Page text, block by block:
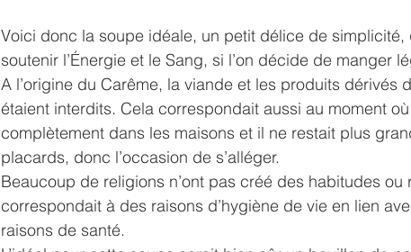
Voici donc la soupe idéale, un petit délice de
soutenir l’Énergie et le Sang, si l’on décide de manger
A l’origine du Carême, la viande et les produits dérivés
étaient interdits. Cela correspondait aussi au moment
complètement dans les maisons et il ne restait plus
placards, donc l’occasion de s’alléger.
Beaucoup de religions n’ont pas créé des habitudes
correspondait à des raisons d’hygiène de vie en lien
raisons de santé.